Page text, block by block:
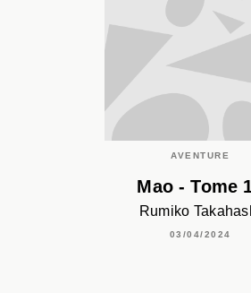
AVENTURE
Mao - Tome
Rumiko
03/04/2024